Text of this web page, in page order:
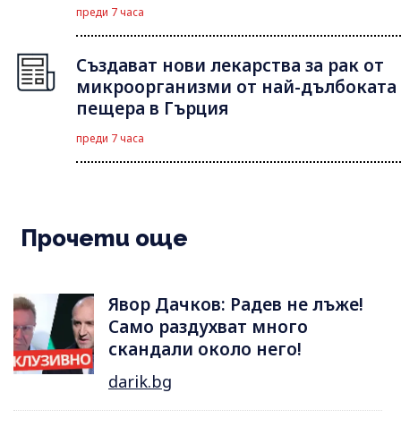
преди 7 часа
Създават нови лекарства за рак от
микроорганизми от най-дълбоката
пещера в Гърция
преди 7 часа
Прочети още
Явор Дачков: Радев не лъже!
Само раздухват много
скандали около него!
darik.bg